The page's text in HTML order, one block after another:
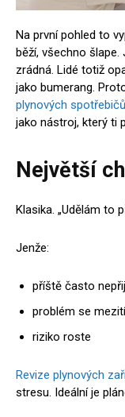
Na první pohled to
běží, všechno šlape.
zrádná. Lidé totiž
jako bumerang.
plynových spotřebičů
jako nástroj, který ti
Největší
Klasika. „Udělám to
Jenže:
příště často
problém se
riziko roste
Revize plynových
stresu. Ideální je